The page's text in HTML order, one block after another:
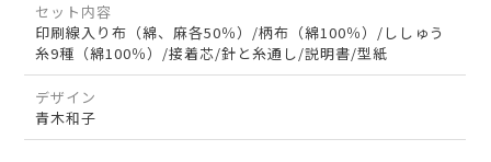
セット内容
印刷線入り布（綿、麻各50％）/柄布（綿100％）/ししゅう
糸9種（綿100％）/接着芯/針と糸通し/説明書/型紙
デザイン
青木和子